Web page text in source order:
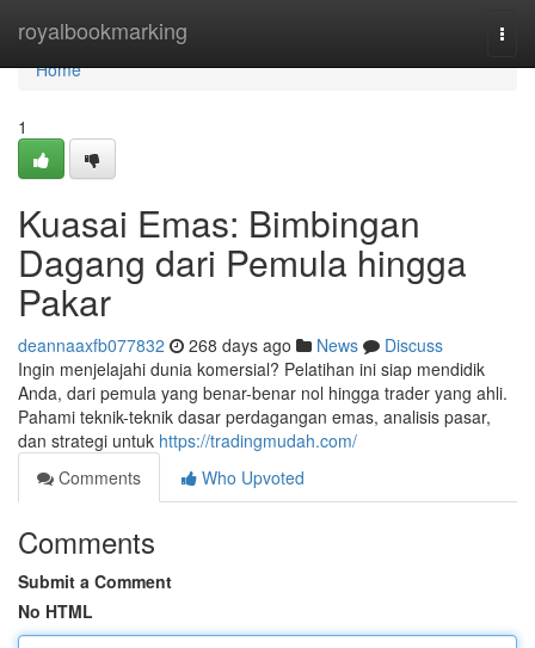
royalbookmarking
Home
Home
1
Kuasai Emas: Bimbingan
Dagang dari Pemula hingga
Pakar
deannaaxfb077832 268 days ago News
Discuss
Ingin menjelajahi dunia komersial? Pelatihan ini siap mendidik
Anda, dari pemula yang benar-benar nol hingga trader yang ahli.
Pahami teknik-teknik dasar perdagangan emas, analisis pasar,
dan strategi untuk https://tradingmudah.com/
Comments
Who Upvoted
Comments
Submit a Comment
No HTML